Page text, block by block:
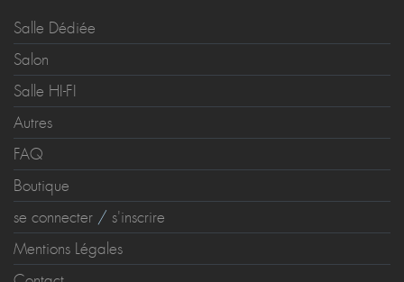
Salle Dédiée
Salon
Salle HI-FI
Autres
FAQ
Boutique
se connecter / s'inscrire
Mentions Légales